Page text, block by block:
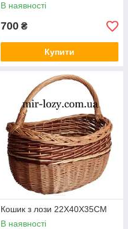
В наявності
700 ₴
Купити
Кошик з лози 22X40X35CM
В наявності